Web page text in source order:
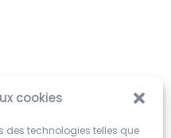
cookies
des technologies telles que
Options tirage